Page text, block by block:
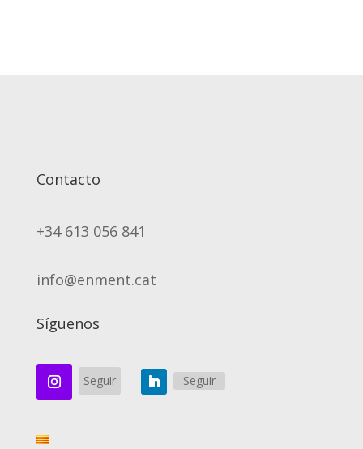
Contacto
+34 613 056 841
info@enment.cat
Síguenos
Seguir Seguir